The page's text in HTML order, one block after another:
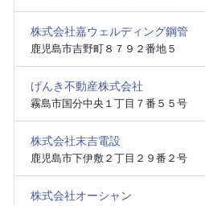
株式会社嘉ウェルディング鋼管
鹿児島市吉野町８７９２番地５
げんき不動産株式会社
霧島市国分中央１丁目７番５５号
株式会社末吉電設
鹿児島市下伊敷２丁目２９番２号
株式会社オーシャン